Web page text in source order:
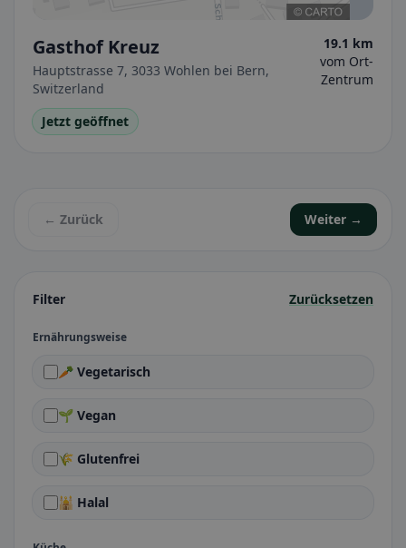
Filter Zurücksetzen
Ernährungsweise
🥕 Vegetarisch
🌱 Vegan
🌾 Glutenfrei
🕌 Halal
Gasthof Kreuz
Hauptstrasse 7, 3033 Wohlen bei Bern,
Switzerland
19.1 km
vom Ort-
Zentrum
Jetzt geöffnet
← Zurück Weiter →